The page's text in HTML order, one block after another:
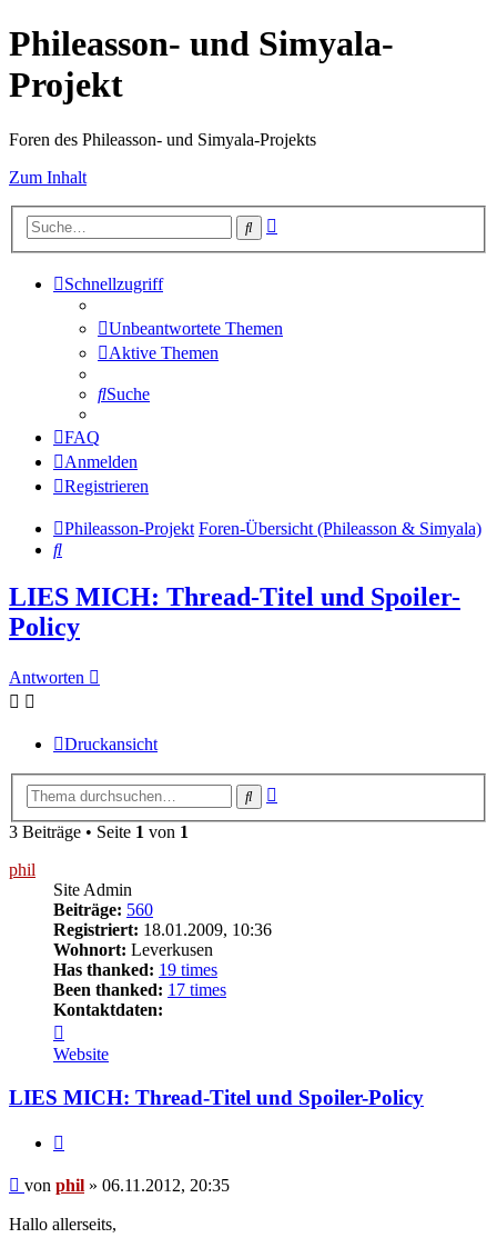
Phileasson- und Simyala-
Projekt
Foren des Phileasson- und Simyala-Projekts
Zum Inhalt
Suche
Schnellzugriff
Unbeantwortete Themen
Aktive Themen
Suche
FAQ
Anmelden
Registrieren
Phileasson-Projekt Foren-Übersicht (Phileasson & Simyala)
Suche
LIES MICH: Thread-Titel und Spoiler-
Policy
Antworten
Druckansicht
Suche
3 Beiträge • Seite 1 von 1
phil
Site Admin
Beiträge: 560
Registriert: 18.01.2009, 10:36
Wohnort: Leverkusen
Has thanked: 19 times
Been thanked: 17 times
Kontaktdaten:
von
phil
Website
LIES MICH: Thread-Titel und Spoiler-Policy
Beitrag
von phil » 06.11.2012, 20:35
Hallo allerseits,